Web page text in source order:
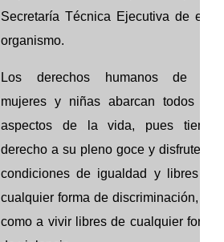
Secretaría Técnica Ejecutiva de este
organismo.
Los derechos humanos de las
mujeres y niñas abarcan todos los
aspectos de la vida, pues tienen
derecho a su pleno goce y disfrute en
condiciones de igualdad y libres de
cualquier forma de discriminación, así
como a vivir libres de cualquier forma